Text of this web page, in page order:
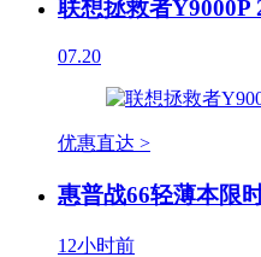
联想拯救者Y9000P
07.20
优惠直达 >
惠普战66轻薄本限
12小时前